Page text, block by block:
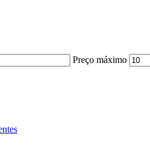
Preço máximo